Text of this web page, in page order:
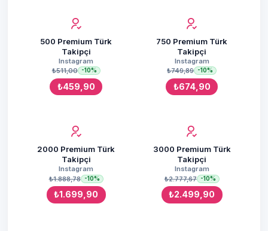
500 Premium Türk
Takipçi
Instagram
₺511,00
-10%
₺459,90
750 Premium Türk
Takipçi
Instagram
₺749,89 -10%
₺674,90
2000 Premium Türk
Takipçi
Instagram
₺1.888,78
-10%
₺1.699,90
3000 Premium Türk
Takipçi
Instagram
₺2.777,67
-10%
₺2.499,90